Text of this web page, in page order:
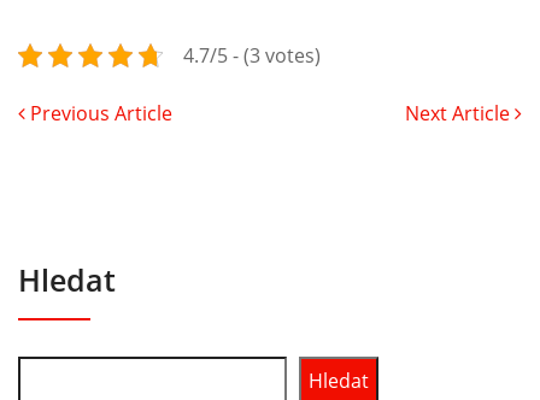
4.7/5 - (3 votes)
Previous Article Next Article
Hledat
Hledat